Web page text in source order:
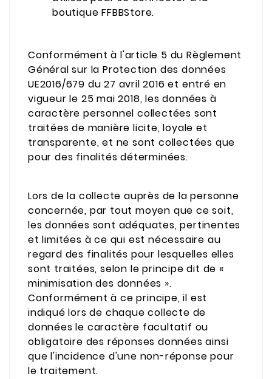
boutique FFBBStore.
Conformément à l'article 5 du Règlement
Général sur la Protection des données
UE2016/679 du 27 avril 2016 et entré en
vigueur le 25 mai 2018, les données à
caractère personnel collectées sont
traitées de manière licite, loyale et
transparente, et ne sont collectées que
pour des finalités déterminées.
Lors de la collecte auprès de la personne
concernée, par tout moyen que ce soit,
les données sont adéquates, pertinentes
et limitées à ce qui est nécessaire au
regard des finalités pour lesquelles elles
sont traitées, selon le principe dit de «
minimisation des données ».
Conformément à ce principe, il est
indiqué lors de chaque collecte de
données le caractère facultatif ou
obligatoire des réponses données ainsi
que l'incidence d'une non-réponse pour
le traitement.